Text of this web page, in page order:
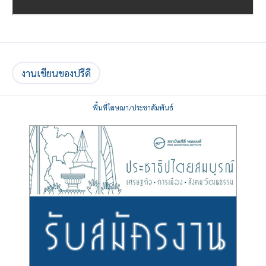
งานเขียนของปรีดี
พื้นที่โฆษณา/ประชาสัมพันธ์